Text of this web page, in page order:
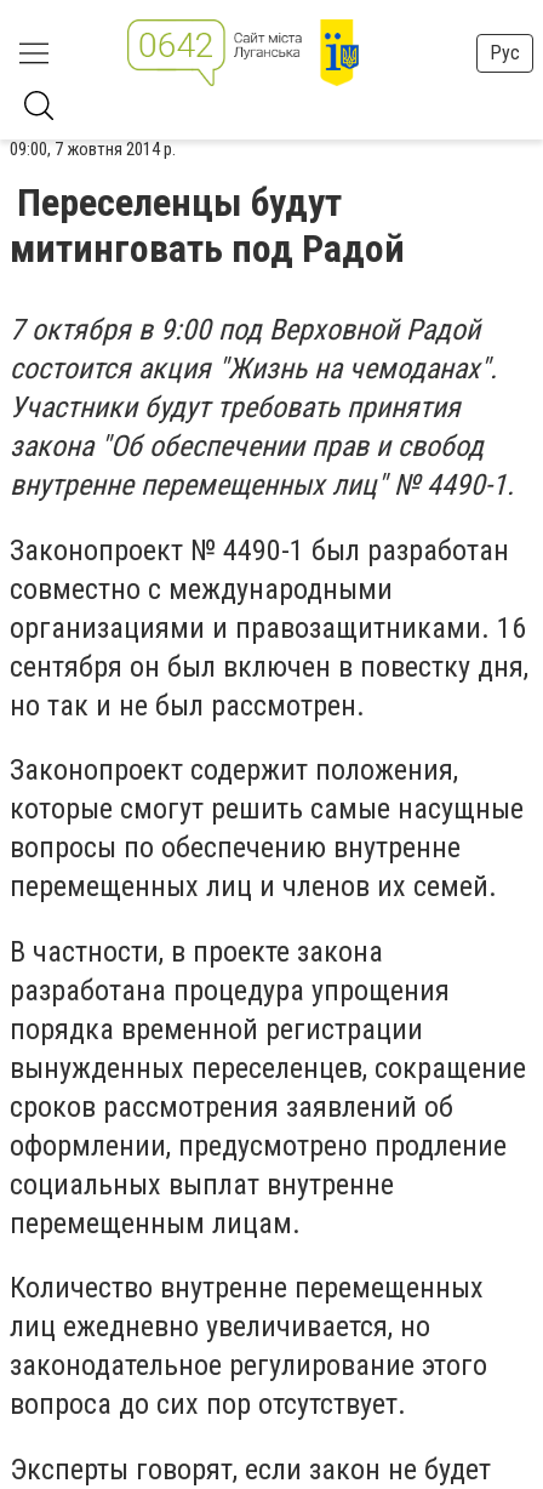
Рус
09:00, 7 жовтня 2014 р.
Переселенцы будут
митинговать под Радой
7 октября в 9:00 под Верховной Радой
состоится акция "Жизнь на чемоданах".
Участники будут требовать принятия
закона "Об обеспечении прав и свобод
внутренне перемещенных лиц" № 4490-1.
Законопроект № 4490-1 был разработан
совместно с международными
организациями и правозащитниками. 16
сентября он был включен в повестку дня,
но так и не был рассмотрен.
Законопроект содержит положения,
которые смогут решить самые насущные
вопросы по обеспечению внутренне
перемещенных лиц и членов их семей.
В частности, в проекте закона
разработана процедура упрощения
порядка временной регистрации
вынужденных переселенцев, сокращение
сроков рассмотрения заявлений об
оформлении, предусмотрено продление
социальных выплат внутренне
перемещенным лицам.
Количество внутренне перемещенных
лиц ежедневно увеличивается, но
законодательное регулирование этого
вопроса до сих пор отсутствует.
Эксперты говорят, если закон не будет